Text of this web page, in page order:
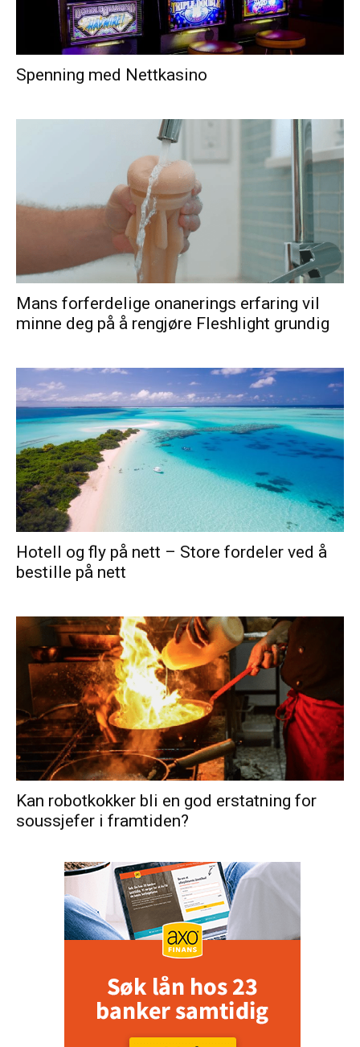
Spenning med Nettkasino
Mans forferdelige onanerings erfaring vil
minne deg på å rengjøre Fleshlight grundig
Hotell og fly på nett – Store fordeler ved å
bestille på nett
Kan robotkokker bli en god erstatning for
soussjefer i framtiden?